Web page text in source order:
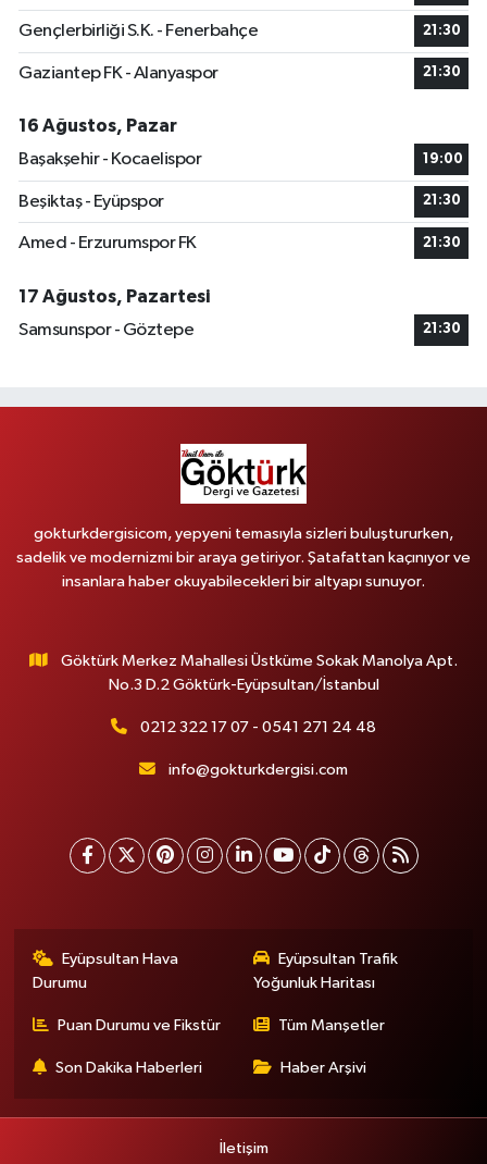
Gençlerbirliği S.K. - Fenerbahçe 21:30
Gaziantep FK - Alanyaspor 21:30
16 Ağustos, Pazar
Başakşehir - Kocaelispor
19:00
Beşiktaş - Eyüpspor 21:30
Amed - Erzurumspor FK 21:30
17 Ağustos, Pazartesi
Samsunspor - Göztepe
21:30
gokturkdergisicom, yepyeni temasıyla sizleri buluştururken,
sadelik ve modernizmi bir araya getiriyor. Şatafattan kaçınıyor ve
insanlara haber okuyabilecekleri bir altyapı sunuyor.
Göktürk Merkez Mahallesi Üstküme Sokak Manolya Apt.
No.3 D.2 Göktürk-Eyüpsultan/İstanbul
0212 322 17 07 - 0541 271 24 48
info@gokturkdergisi.com
Eyüpsultan Hava
Durumu
Eyüpsultan Trafik
Yoğunluk Haritası
Puan Durumu ve Fikstür Tüm Manşetler
Son Dakika Haberleri Haber Arşivi
İletişim